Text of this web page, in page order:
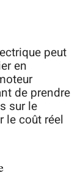
peut
en
de prendre
sur le
le coût réel